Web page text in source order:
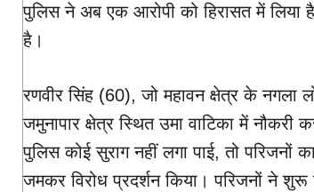
पुलिस ने अब एक आरोपी को हिरासत में लिया
है।
रणवीर सिंह (60), जो महावन क्षेत्र के नगला
जमुनापार क्षेत्र स्थित उमा वाटिका में
पुलिस कोई सुराग नहीं लगा पाई, तो परिजनों
जमकर विरोध प्रदर्शन किया। परिजनों ने